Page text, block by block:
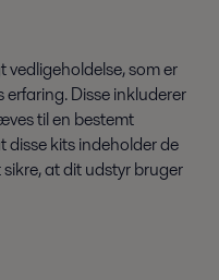
vedligeholdelse, som er
Disse inkluderer
til en bestemt
disse kits indeholder de
at dit udstyr bruger